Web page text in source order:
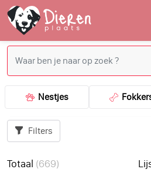
Nestjes
Filters
Totaal (669)